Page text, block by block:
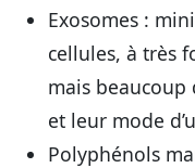
Exosomes :
cellules, à très
mais beaucoup
et leur mode
Polyphénols